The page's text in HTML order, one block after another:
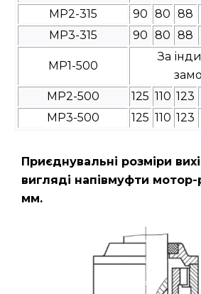
МР2-315
90 80 88
МР3-315
90 80 88
МР1-500
За
МР2-500
125 110 123
МР3-500
125 110 123
Приєднувальні розміри
вигляді напівмуфти
мм.